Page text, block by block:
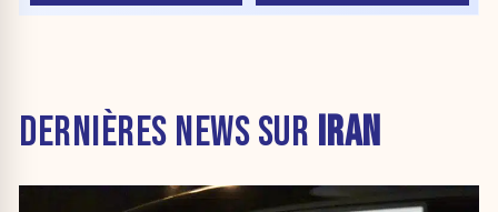
DERNIÈRES NEWS SUR IRAN